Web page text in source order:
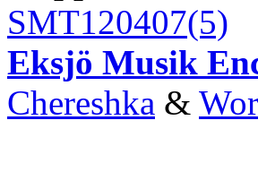
SMT120407(5)
Eksjö Musik
Chereshka &